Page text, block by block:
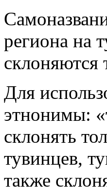
региона на
склоняются
Для
этнонимы: «
склонять
тувинцев,
также